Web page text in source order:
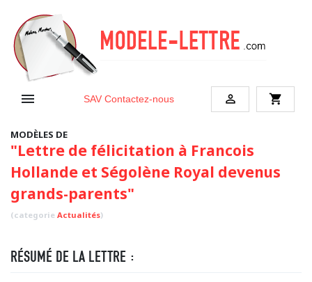
 SAV Contactez-nous  shopping_cart
MODÈLES DE
"Lettre de félicitation à Francois
Hollande et Ségolène Royal devenus
grands-parents"
(categorie Actualités)
RÉSUMÉ DE LA LETTRE :